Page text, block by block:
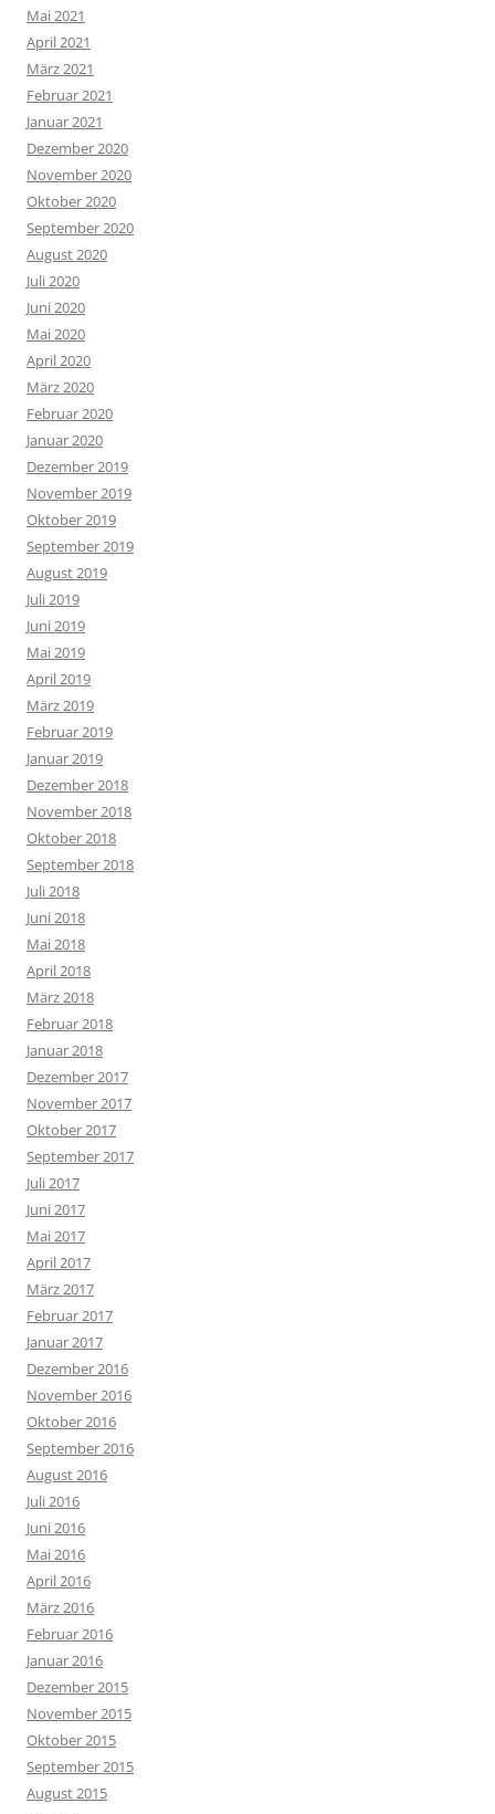
Mai 2021
April 2021
März 2021
Februar 2021
Januar 2021
Dezember 2020
November 2020
Oktober 2020
September 2020
August 2020
Juli 2020
Juni 2020
Mai 2020
April 2020
März 2020
Februar 2020
Januar 2020
Dezember 2019
November 2019
Oktober 2019
September 2019
August 2019
Juli 2019
Juni 2019
Mai 2019
April 2019
März 2019
Februar 2019
Januar 2019
Dezember 2018
November 2018
Oktober 2018
September 2018
Juli 2018
Juni 2018
Mai 2018
April 2018
März 2018
Februar 2018
Januar 2018
Dezember 2017
November 2017
Oktober 2017
September 2017
Juli 2017
Juni 2017
Mai 2017
April 2017
März 2017
Februar 2017
Januar 2017
Dezember 2016
November 2016
Oktober 2016
September 2016
August 2016
Juli 2016
Juni 2016
Mai 2016
April 2016
März 2016
Februar 2016
Januar 2016
Dezember 2015
November 2015
Oktober 2015
September 2015
August 2015